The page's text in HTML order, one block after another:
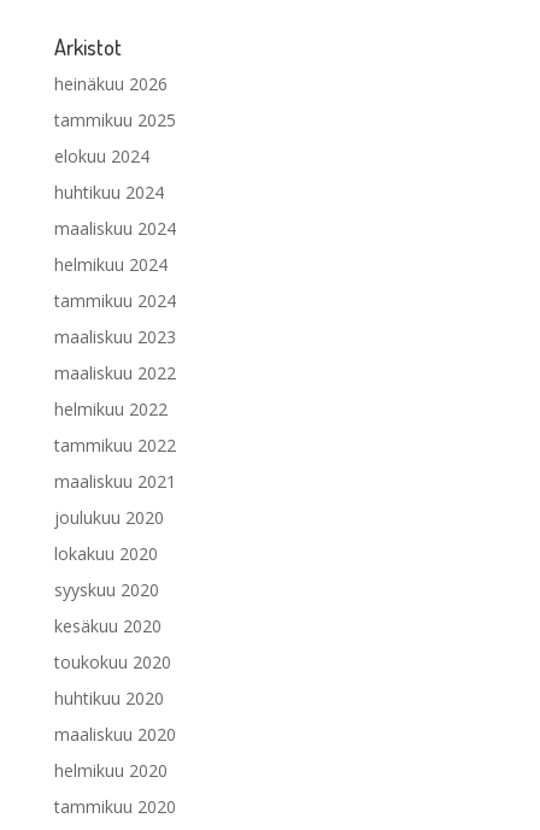
Arkistot
heinäkuu 2026
tammikuu 2025
elokuu 2024
huhtikuu 2024
maaliskuu 2024
helmikuu 2024
tammikuu 2024
maaliskuu 2023
maaliskuu 2022
helmikuu 2022
tammikuu 2022
maaliskuu 2021
joulukuu 2020
lokakuu 2020
syyskuu 2020
kesäkuu 2020
toukokuu 2020
huhtikuu 2020
maaliskuu 2020
helmikuu 2020
tammikuu 2020